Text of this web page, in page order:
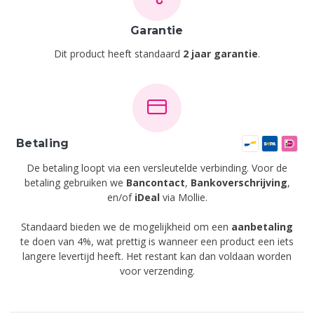
Garantie
Dit product heeft standaard 2 jaar garantie.
Betaling
De betaling loopt via een versleutelde verbinding. Voor de
betaling gebruiken we Bancontact, Bankoverschrijving,
en/of iDeal via Mollie.
Standaard bieden we de mogelijkheid om een aanbetaling
te doen van 4%, wat prettig is wanneer een product een iets
langere levertijd heeft. Het restant kan dan voldaan worden
voor verzending.